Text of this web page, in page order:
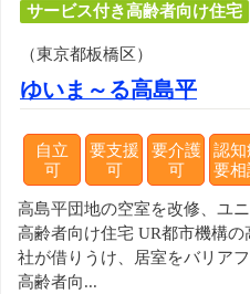
サービス付き高齢者向け住宅
（東京都板橋区）
ゆいま～る高島平
自立
可
要支援
可
要介護
可
認知
要相
高島平団地の空室を改修、ユ
高齢者向け住宅 UR都市機構
社が借りうけ、居室をバリア
高齢者向...